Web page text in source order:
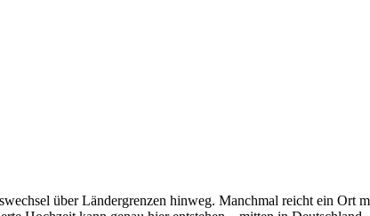
über Ländergrenzen hinweg. Manchmal reicht ein Ort